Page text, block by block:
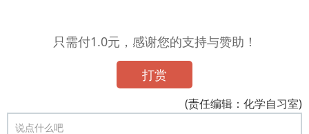
只需付1.0元，感谢您的支持与赞助！
打赏
(责任编辑：化学自习室)
说点什么吧